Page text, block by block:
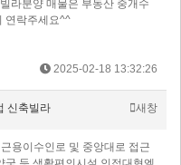
라분양 매물은 부동산 중개수
연락주세요^^
2025-02-18 13:32:26
신축빌라 새창
용이수인로 및 중앙대로 접근